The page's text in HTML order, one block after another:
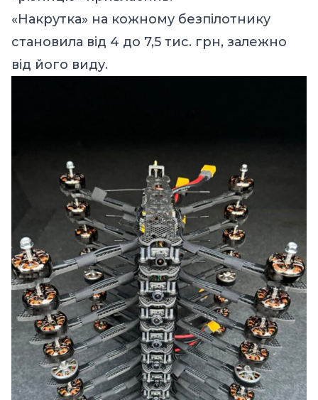
«Накрутка» на кожному безпілотнику
становила від 4 до 7,5 тис. грн, залежно
від його виду.